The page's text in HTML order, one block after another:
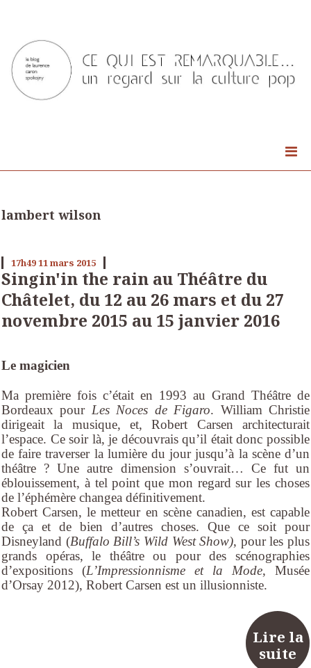
lambert wilson
17h4911mars 2015
Singin'in the rain au Théâtre du
Châtelet, du 12 au 26 mars et du 27
novembre 2015 au 15 janvier 2016
Le magicien
Ma première fois c’était en 1993 au Grand Théâtre de
Bordeaux pour Les Noces de Figaro. William Christie
dirigeait la musique, et, Robert Carsen architecturait
l’espace. Ce soir là, je découvrais qu’il était donc possible
de faire traverser la lumière du jour jusqu’à la scène d’un
théâtre ? Une autre dimension s’ouvrait… Ce fut un
éblouissement, à tel point que mon regard sur les choses
de l’éphémère changea définitivement.
Robert Carsen, le metteur en scène canadien, est capable
de ça et de bien d’autres choses. Que ce soit pour
Disneyland (Buffalo Bill’s Wild West Show), pour les plus
grands opéras, le théâtre ou pour des scénographies
d’expositions (L’Impressionnisme et la Mode, Musée
d’Orsay 2012), Robert Carsen est un illusionniste.
Lire la
suite